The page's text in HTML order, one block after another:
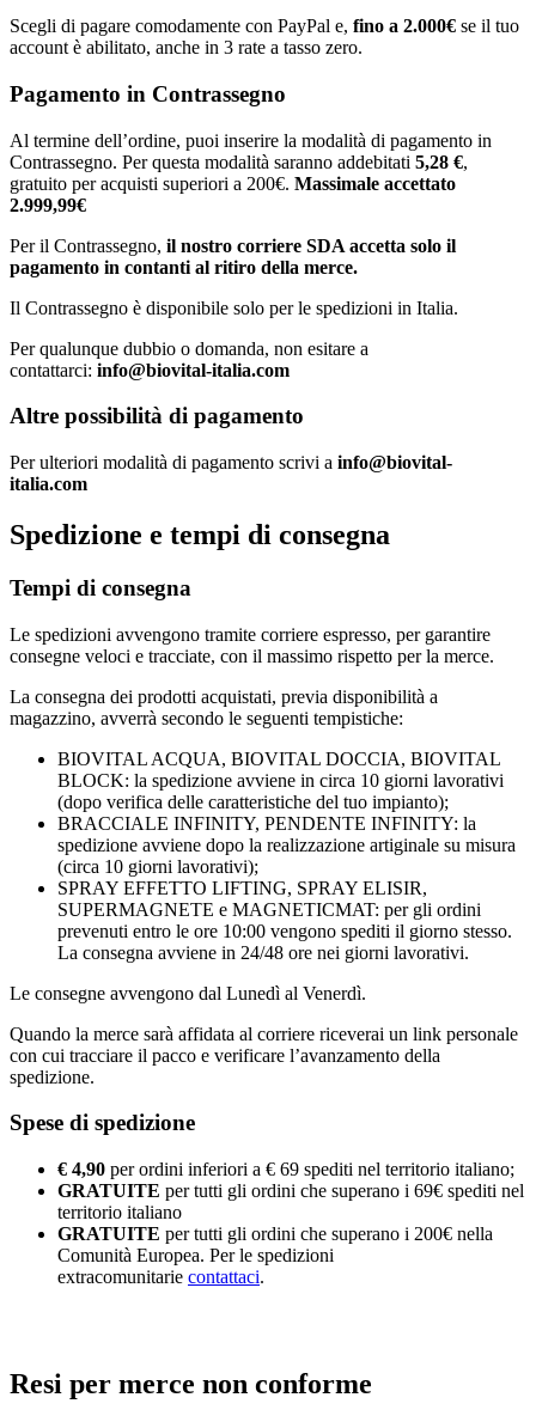
Scegli di pagare comodamente con PayPal e, fino a 2.000€ se il tuo
account è abilitato, anche in 3 rate a tasso zero.
Pagamento in Contrassegno
Al termine dell’ordine, puoi inserire la modalità di pagamento in
Contrassegno. Per questa modalità saranno addebitati 5,28 €,
gratuito per acquisti superiori a 200€. Massimale accettato
2.999,99€
Per il Contrassegno, il nostro corriere SDA accetta solo il
pagamento in contanti al ritiro della merce.
Il Contrassegno è disponibile solo per le spedizioni in Italia.
Per qualunque dubbio o domanda, non esitare a
contattarci: info@biovital-italia.com
Altre possibilità di pagamento
Per ulteriori modalità di pagamento scrivi a info@biovital-
italia.com
Spedizione e tempi di consegna
Tempi di consegna
Le spedizioni avvengono tramite corriere espresso, per garantire
consegne veloci e tracciate, con il massimo rispetto per la merce.
La consegna dei prodotti acquistati, previa disponibilità a
magazzino, avverrà secondo le seguenti tempistiche:
BIOVITAL ACQUA, BIOVITAL DOCCIA, BIOVITAL
BLOCK: la spedizione avviene in circa 10 giorni lavorativi
(dopo verifica delle caratteristiche del tuo impianto);
BRACCIALE INFINITY, PENDENTE INFINITY: la
spedizione avviene dopo la realizzazione artiginale su misura
(circa 10 giorni lavorativi);
SPRAY EFFETTO LIFTING, SPRAY ELISIR,
SUPERMAGNETE e MAGNETICMAT: per gli ordini
prevenuti entro le ore 10:00 vengono spediti il giorno stesso.
La consegna avviene in 24/48 ore nei giorni lavorativi.
Le consegne avvengono dal Lunedì al Venerdì.
Quando la merce sarà affidata al corriere riceverai un link personale
con cui tracciare il pacco e verificare l’avanzamento della
spedizione.
Spese di spedizione
€ 4,90 per ordini inferiori a € 69 spediti nel territorio italiano;
GRATUITE per tutti gli ordini che superano i 69€ spediti nel
territorio italiano
GRATUITE per tutti gli ordini che superano i 200€ nella
Comunità Europea. Per le spedizioni
extracomunitarie contattaci.
Resi per merce non conforme